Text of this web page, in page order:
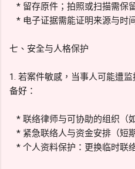
* 留存原件；拍照或扫描需保
* 电子证据需能证明来源与时
七、安全与人格保护
1. 若案件敏感，当事人可能遭
备好：
* 联络律师与可协助的组织（
* 紧急联络人与资金安排（短
* 个人资料保护：更换临时联